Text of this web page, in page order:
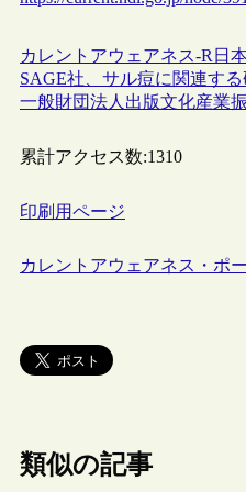
カレントアウェアネス-R 日
SAGE社、サル痘に関連す
一般財団法人出版文化産業
累計アクセス数:1310
印刷用ページ
カレントアウェアネス・ポ
類似の記事